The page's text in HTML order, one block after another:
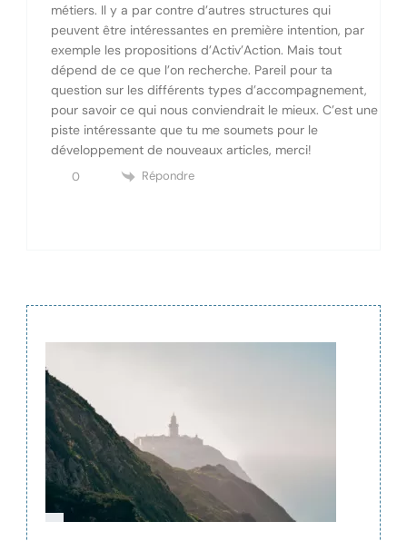
métiers. Il y a par contre d’autres structures qui
peuvent être intéressantes en première intention, par
exemple les propositions d’Activ’Action. Mais tout
dépend de ce que l’on recherche. Pareil pour ta
question sur les différents types d’accompagnement,
pour savoir ce qui nous conviendrait le mieux. C’est une
piste intéressante que tu me soumets pour le
développement de nouveaux articles, merci!
0 Répondre
Navigation
de
publication